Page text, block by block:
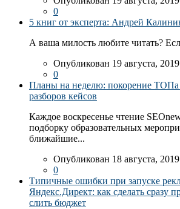
0
5 книг от эксперта: Андрей
А ваша милость любите читать?
Опубликован 19 августа, 2019
0
Планы на неделю: покорение ТОПа
разборов кейсов
Каждое воскресенье чтение
подборку образовательных
ближайшие...
Опубликован 18 августа, 2019
0
Типичные ошибки при запуске
Яндекс.Директ: как сделать сразу
слить бюджет